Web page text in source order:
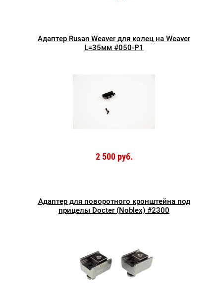
Адаптер Rusan Weaver для колец на Weaver
L=35мм #050-P1
2 500 руб.
Адаптер для поворотного кронштейна под
прицелы Docter (Noblex) #2300